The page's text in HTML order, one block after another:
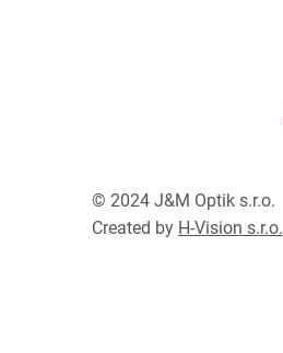
SLEVA 30%
© 2024 J&M Optik s.r.o.
Created by H-Vision s.r.o.